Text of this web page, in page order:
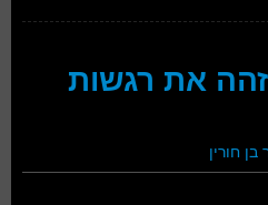
את רגשות
בן חורין